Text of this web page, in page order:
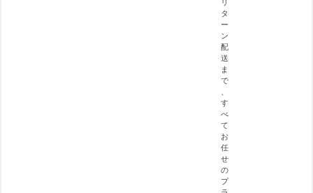
タ
ー
ン
配
送
ま
で
、
す
べ
て
お
任
せ
の
プ